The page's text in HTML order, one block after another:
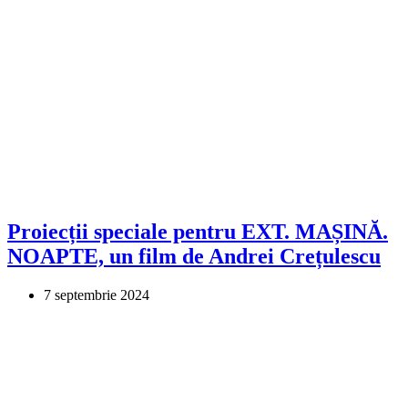
Proiecții speciale pentru EXT. MAȘINĂ.
NOAPTE, un film de Andrei Crețulescu
7 septembrie 2024